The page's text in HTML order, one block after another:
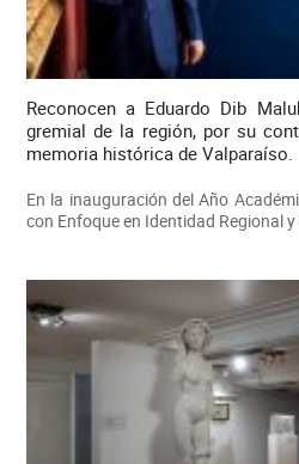
Reconocen a Eduardo Dib
gremial de la región, por su
memoria histórica de Valparaíso.
En la inauguración del Año
con Enfoque en Identidad Regional